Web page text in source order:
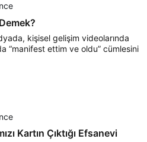
kişisel gelişim videolarında
“manifest ettim ve oldu” cümlesini
Kartın Çıktığı Efsanevi